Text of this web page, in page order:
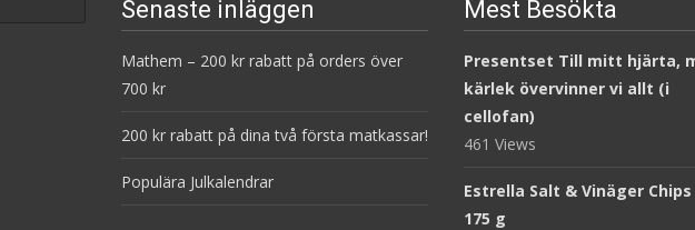
Senaste inläggen
Mathem – 200 kr rabatt på orders över
700 kr
200 kr rabatt på dina två första matkassar!
Populära Julkalendrar
Mest Besökta
Presentset Till mitt hjärta,
kärlek övervinner vi allt (i
cellofan)
461 Views
Estrella Salt & Vinäger Chips
175 g